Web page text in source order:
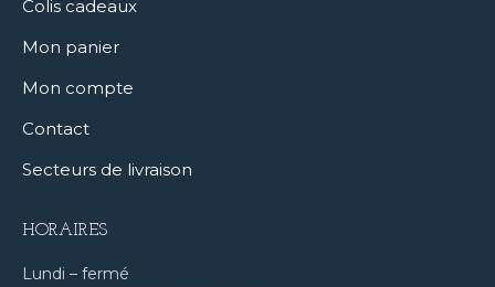
Colis cadeaux
Mon panier
Mon compte
Contact
Secteurs de livraison
HORAIRES
Lundi – fermé